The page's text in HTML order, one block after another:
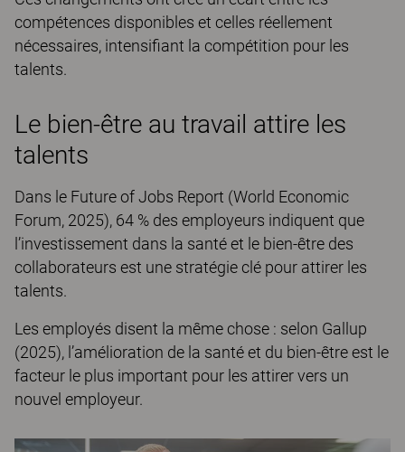
compétences disponibles et celles réellement
nécessaires, intensifiant la compétition pour les
talents.
Le bien-être au travail attire les
talents
Dans le Future of Jobs Report (World Economic
Forum, 2025), 64 % des employeurs indiquent que
l’investissement dans la santé et le bien-être des
collaborateurs est une stratégie clé pour attirer les
talents.
Les employés disent la même chose : selon Gallup
(2025), l’amélioration de la santé et du bien-être est le
facteur le plus important pour les attirer vers un
nouvel employeur.